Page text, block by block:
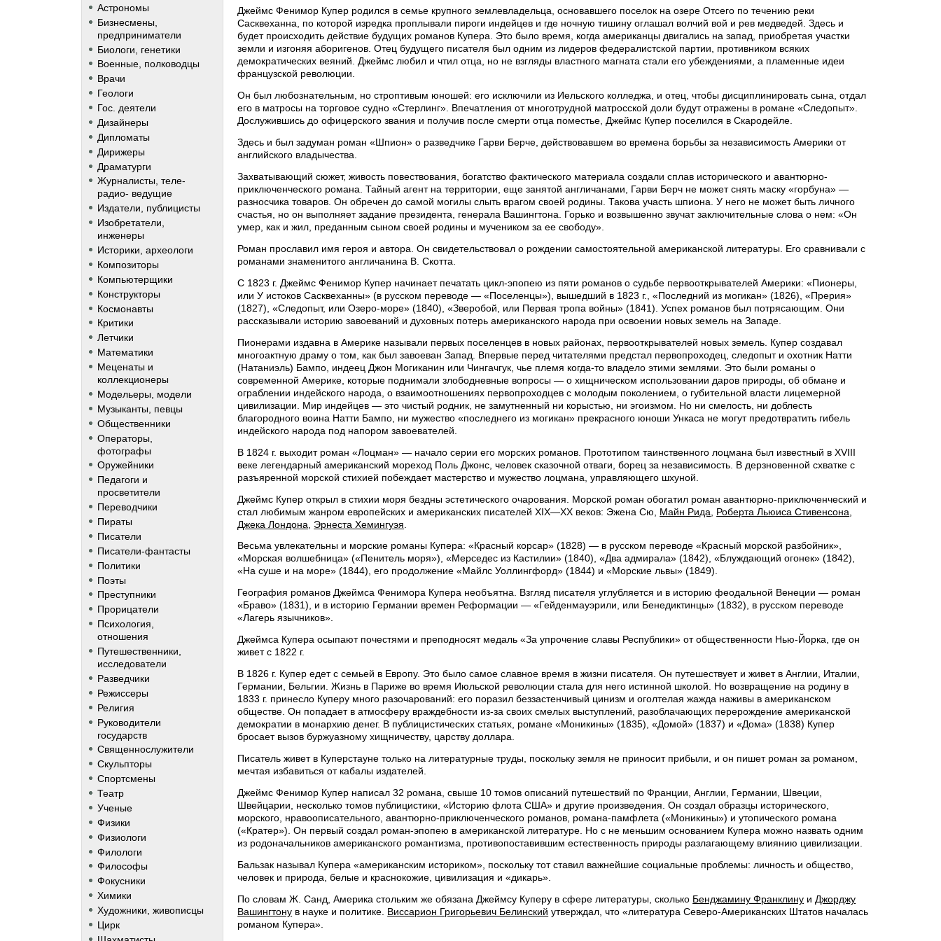
Астрономы
Бизнесмены,
предприниматели
Биологи, генетики
Военные, полководцы
Врачи
Геологи
Гос. деятели
Дизайнеры
Дипломаты
Дирижеры
Драматурги
Журналисты, теле-
радио- ведущие
Издатели, публицисты
Изобретатели,
инженеры
Историки, археологи
Композиторы
Компьютерщики
Конструкторы
Космонавты
Критики
Летчики
Математики
Меценаты и
коллекционеры
Модельеры, модели
Музыканты, певцы
Общественники
Операторы,
фотографы
Оружейники
Педагоги и
просветители
Переводчики
Пираты
Писатели
Писатели-фантасты
Политики
Поэты
Преступники
Прорицатели
Психология,
отношения
Путешественники,
исследователи
Разведчики
Режиссеры
Религия
Руководители
государств
Священнослужители
Скульпторы
Спортсмены
Театр
Ученые
Физики
Физиологи
Филологи
Философы
Фокусники
Химики
Художники, живописцы
Цирк
Джеймс Фенимор Купер родился в семье крупного землевладельца, основавшего поселок на озере Отсего по течению реки
Сасквеханна, по которой изредка проплывали пироги индейцев и где ночную тишину оглашал волчий вой и рев медведей. Здесь и
будет происходить действие будущих романов Купера. Это было время, когда американцы двигались на запад, приобретая участки
земли и изгоняя аборигенов. Отец будущего писателя был одним из лидеров федералистской партии, противником всяких
демократических веяний. Джеймс любил и чтил отца, но не взгляды властного магната стали его убеждениями, а пламенные идеи
французской революции.
Он был любознательным, но строптивым юношей: его исключили из Иельского колледжа, и отец, чтобы дисциплинировать сына, отдал
его в матросы на торговое судно «Стерлинг». Впечатления от многотрудной матросской доли будут отражены в романе «Следопыт».
Дослужившись до офицерского звания и получив после смерти отца поместье, Джеймс Купер поселился в Скародейле.
Здесь и был задуман роман «Шпион» о разведчике Гарви Берче, действовавшем во времена борьбы за независимость Америки от
английского владычества.
Захватывающий сюжет, живость повествования, богатство фактического материала создали сплав исторического и авантюрно-
приключенческого романа. Тайный агент на территории, еще занятой англичанами, Гарви Берч не может снять маску «горбуна» —
разносчика товаров. Он обречен до самой могилы слыть врагом своей родины. Такова участь шпиона. У него не может быть личного
счастья, но он выполняет задание президента, генерала Вашингтона. Горько и возвышенно звучат заключительные слова о нем: «Он
умер, как и жил, преданным сыном своей родины и мучеником за ее свободу».
Роман прославил имя героя и автора. Он свидетельствовал о рождении самостоятельной американской литературы. Его сравнивали с
романами знаменитого англичанина В. Скотта.
С 1823 г. Джеймс Фенимор Купер начинает печатать цикл-эпопею из пяти романов о судьбе первооткрывателей Америки: «Пионеры,
или У истоков Сасквеханны» (в русском переводе — «Поселенцы»), вышедший в 1823 г., «Последний из могикан» (1826), «Прерия»
(1827), «Следопыт, или Озеро-море» (1840), «Зверобой, или Первая тропа войны» (1841). Успех романов был потрясающим. Они
рассказывали историю завоеваний и духовных потерь американского народа при освоении новых земель на Западе.
Пионерами издавна в Америке называли первых поселенцев в новых районах, первооткрывателей новых земель. Купер создавал
многоактную драму о том, как был завоеван Запад. Впервые перед читателями предстал первопроходец, следопыт и охотник Натти
(Натаниэль) Бампо, индеец Джон Могиканин или Чингачгук, чье племя когда-то владело этими землями. Это были романы о
современной Америке, которые поднимали злободневные вопросы — о хищническом использовании даров природы, об обмане и
ограблении индейского народа, о взаимоотношениях первопроходцев с молодым поколением, о губительной власти лицемерной
цивилизации. Мир индейцев — это чистый родник, не замутненный ни корыстью, ни эгоизмом. Но ни смелость, ни доблесть
благородного воина Натти Бампо, ни мужество «последнего из могикан» прекрасного юноши Ункаса не могут предотвратить гибель
индейского народа под напором завоевателей.
В 1824 г. выходит роман «Лоцман» — начало серии его морских романов. Прототипом таинственного лоцмана был известный в XVIII
веке легендарный американский мореход Поль Джонс, человек сказочной отваги, борец за независимость. В дерзновенной схватке с
разъяренной морской стихией побеждает мастерство и мужество лоцмана, управляющего шхуной.
Джеймс Купер открыл в стихии моря бездны эстетического очарования. Морской роман обогатил роман авантюрно-приключенческий и
стал любимым жанром европейских и американских писателей XIX—XX веков: Эжена Сю, Майн Рида Роберта Льюиса Стивенсона
Джека Лондона
Эрнеста Хемингуэя
Весьма увлекательны и морские романы Купера: «Красный корсар» (1828) — в русском переводе «Красный морской разбойник»,
«Морская волшебница» («Пенитель моря»), «Мерседес из Кастилии» (1840), «Два адмирала» (1842), «Блуждающий огонек» (1842),
«На суше и на море» (1844), его продолжение «Майлс Уоллингфорд» (1844) и «Морские львы» (1849).
География романов Джеймса Фенимора Купера необъятна. Взгляд писателя углубляется и в историю феодальной Венеции — роман
«Браво» (1831), и в историю Германии времен Реформации — «Гейденмауэрили, или Бенедиктинцы» (1832), в русском переводе
«Лагерь язычников».
Джеймса Купера осыпают почестями и преподносят медаль «За упрочение славы Республики» от общественности Нью-Йорка, где он
живет с 1822 г.
В 1826 г. Купер едет с семьей в Европу. Это было самое славное время в жизни писателя. Он путешествует и живет в Англии, Италии,
Германии, Бельгии. Жизнь в Париже во время Июльской революции стала для него истинной школой. Но возвращение на родину в
1833 г. принесло Куперу много разочарований: его поразил беззастенчивый цинизм и оголтелая жажда наживы в американском
обществе. Он попадает в атмосферу враждебности из-за своих смелых выступлений, разоблачающих перерождение американской
демократии в монархию денег. В публицистических статьях, романе «Моникины» (1835), «Домой» (1837) и «Дома» (1838) Купер
бросает вызов буржуазному хищничеству, царству доллара.
Писатель живет в Куперстауне только на литературные труды, поскольку земля не приносит прибыли, и он пишет роман за романом,
мечтая избавиться от кабалы издателей.
Джеймс Фенимор Купер написал 32 романа, свыше 10 томов описаний путешествий по Франции, Англии, Германии, Швеции,
Швейцарии, несколько томов публицистики, «Историю флота США» и другие произведения. Он создал образцы исторического,
морского, нравоописательного, авантюрно-приключенческого романов, романа-памфлета («Моникины») и утопического романа
(«Кратер»). Он первый создал роман-эпопею в американской литературе. Но с не меньшим основанием Купера можно назвать одним
из родоначальников американского романтизма, противопоставившим естественность природы разлагающему влиянию цивилизации.
Бальзак называл Купера «американским историком», поскольку тот ставил важнейшие социальные проблемы: личность и общество,
человек и природа, белые и краснокожие, цивилизация и «дикарь».
По словам Ж. Санд, Америка стольким же обязана Джеймсу Куперу в сфере литературы, сколько Бенджамину Франклину и Джорджу
Вашингтону в науке и политике. Виссарион Григорьевич Белинский утверждал, что «литература Северо-Американских Штатов началась
романом Купера».